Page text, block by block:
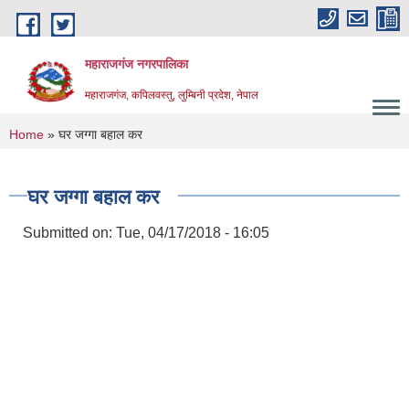
Skip to main content
महाराजगंज नगरपालिका
महाराजगंज, कपिलवस्तु, लुम्बिनी प्रदेश, नेपाल
You are here
Home » घर जग्गा बहाल कर
घर जग्गा बहाल कर
Submitted on: Tue, 04/17/2018 - 16:05